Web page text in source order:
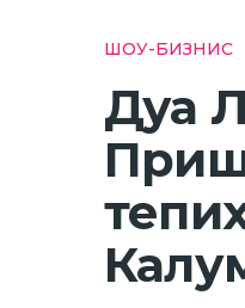
ШОУ-БИЗНИС
Дуа